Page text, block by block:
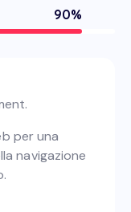
90%
per una
navigazione